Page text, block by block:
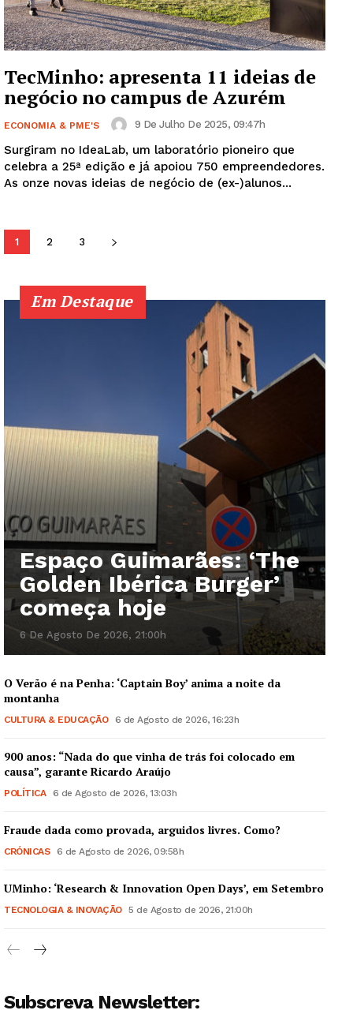
Institucional
Artigos
Edição Digital
Europa
Quero ser Assinante
TecMinho: apresenta 11 ideias de
negócio no campus de Azurém
ECONOMIA & PME'S 9 De Julho De 2025, 09:47h
Surgiram no IdeaLab, um laboratório pioneiro que
celebra a 25ª edição e já apoiou 750 empreendedores.
As onze novas ideias de negócio de (ex-)alunos...
1 2 3
Em Destaque
Espaço Guimarães: ‘The
Golden Ibérica Burger’
começa hoje
6 De Agosto De 2026, 21:00h
O Verão é na Penha: ‘Captain Boy’ anima a noite da
montanha
CULTURA & EDUCAÇÃO 6 de Agosto de 2026, 16:23h
900 anos: “Nada do que vinha de trás foi colocado em
causa”, garante Ricardo Araújo
POLÍTICA 6 de Agosto de 2026, 13:03h
Fraude dada como provada, arguidos livres. Como?
CRÓNICAS 6 de Agosto de 2026, 09:58h
UMinho: ‘Research & Innovation Open Days’, em Setembro
TECNOLOGIA & INOVAÇÃO 5 de Agosto de 2026, 21:00h
Subscreva Newsletter: